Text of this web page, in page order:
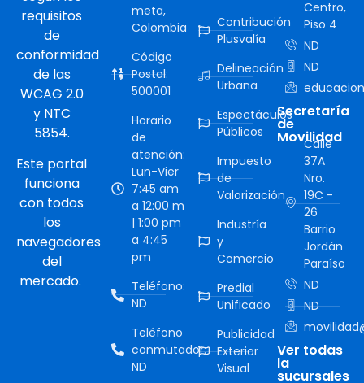
requisitos
de
conformidad
de las
WCAG 2.0
y NTC
5854.
Este portal
funciona
con todos
los
navegadores
del
mercado.
meta,
Colombia
Código
Postal:
500001
Horario
de
atención:
Lun-Vier
7:45 am
a 12:00 m
| 1:00 pm
a 4:45
pm
Teléfono:
ND
Teléfono
conmutador:
ND
Contribución
Plusvalía
Delineación
Urbana
Espectáculos
Públicos
Impuesto
de
Valorización
Industría
y
Comercio
Predial
Unificado
Publicidad
Exterior
Visual
Centro,
Piso 4
ND
ND
Secretaría
de
Movilidad
Calle
37A
Nro.
19C -
26
Barrio
Jordán
Paraíso
ND
ND
Ver todas
la
sucursales